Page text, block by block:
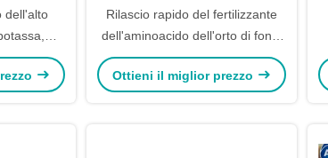
dell'alto
pH 4 - 5
Rilascio rapido del fertilizzante
dell'aminoacido dell'orto di fonte
liquida della pianta
Ottieni il miglior prezzo